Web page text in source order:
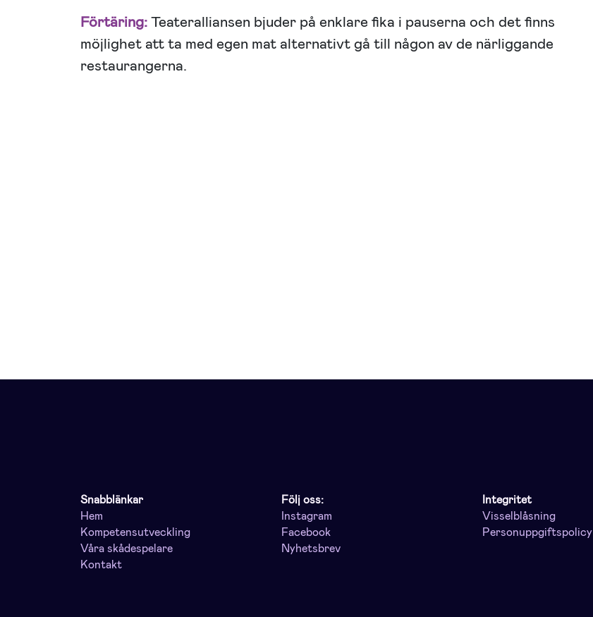
Förtäring:Teateralliansen bjuder på enklare fika i pauserna och det finns
möjlighet att ta med egen mat alternativt gå till någon av de närliggande
restaurangerna.
Snabblänkar
Hem
Kompetensutveckling
Våra skådespelare
Kontakt
Följ oss:
Instagram
Facebook
Nyhetsbrev
Integritet
Visselblåsning
Personuppgiftspolicy